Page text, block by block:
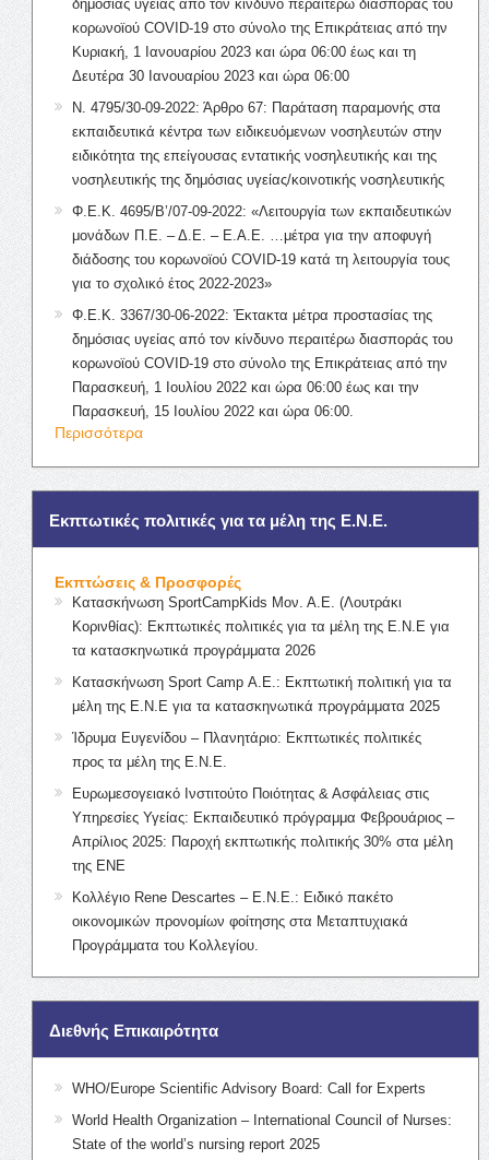
δημόσιας υγείας από τον κίνδυνο περαιτέρω διασποράς του
κορωνοϊού COVID-19 στο σύνολο της Επικράτειας από την
Κυριακή, 1 Ιανουαρίου 2023 και ώρα 06:00 έως και τη
Δευτέρα 30 Ιανουαρίου 2023 και ώρα 06:00
Ν. 4795/30-09-2022: Άρθρο 67: Παράταση παραμονής στα
εκπαιδευτικά κέντρα των ειδικευόμενων νοσηλευτών στην
ειδικότητα της επείγουσας εντατικής νοσηλευτικής και της
νοσηλευτικής της δημόσιας υγείας/κοινοτικής νοσηλευτικής
Φ.Ε.Κ. 4695/Β’/07-09-2022: «Λειτουργία των εκπαιδευτικών
μονάδων Π.Ε. – Δ.Ε. – Ε.Α.Ε. …μέτρα για την αποφυγή
διάδοσης του κορωνοϊού COVID-19 κατά τη λειτουργία τους
για το σχολικό έτος 2022-2023»
Φ.Ε.Κ. 3367/30-06-2022: Έκτακτα μέτρα προστασίας της
δημόσιας υγείας από τον κίνδυνο περαιτέρω διασποράς του
κορωνοϊού COVID-19 στο σύνολο της Επικράτειας από την
Παρασκευή, 1 Ιουλίου 2022 και ώρα 06:00 έως και την
Παρασκευή, 15 Ιουλίου 2022 και ώρα 06:00.
Περισσότερα
Εκπτωτικές πολιτικές για τα μέλη της Ε.Ν.Ε.
Εκπτώσεις & Προσφορές
Κατασκήνωση SportCampKids Μον. Α.Ε. (Λουτράκι
Κορινθίας): Εκπτωτικές πολιτικές για τα μέλη της Ε.Ν.Ε για
τα κατασκηνωτικά προγράμματα 2026
Κατασκήνωση Sport Camp Α.Ε.: Εκπτωτική πολιτική για τα
μέλη της Ε.Ν.Ε για τα κατασκηνωτικά προγράμματα 2025
Ίδρυμα Ευγενίδου – Πλανητάριο: Εκπτωτικές πολιτικές
προς τα μέλη της Ε.Ν.Ε.
Ευρωμεσογειακό Ινστιτούτο Ποιότητας & Ασφάλειας στις
Υπηρεσίες Υγείας: Εκπαιδευτικό πρόγραμμα Φεβρουάριος –
Απρίλιος 2025: Παροχή εκπτωτικής πολιτικής 30% στα μέλη
της ΕΝΕ
Κολλέγιο Rene Descartes – Ε.Ν.Ε.: Ειδικό πακέτο
οικονομικών προνομίων φοίτησης στα Μεταπτυχιακά
Προγράμματα του Κολλεγίου.
Διεθνής Επικαιρότητα
WHO/Europe Scientific Advisory Board: Call for Experts
World Health Organization – International Council of Nurses:
State of the world’s nursing report 2025